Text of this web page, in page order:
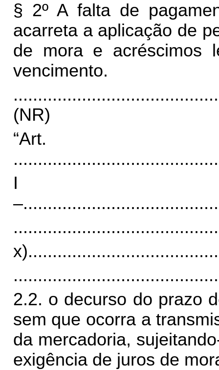
§ 2º A falta de
acarreta a aplicação de
de mora e acréscimos
vencimento.
(NR)
I
–
x)
2.2. o decurso do prazo
sem que ocorra a
da mercadoria,
exigência de juros de